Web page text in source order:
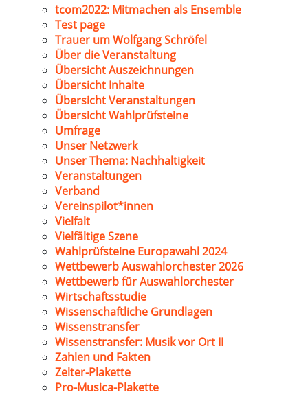
tcom2022: Mitmachen als Ensemble
Test page
Trauer um Wolfgang Schröfel
Über die Veranstaltung
Übersicht Auszeichnungen
Übersicht Inhalte
Übersicht Veranstaltungen
Übersicht Wahlprüfsteine
Umfrage
Unser Netzwerk
Unser Thema: Nachhaltigkeit
Veranstaltungen
Verband
Vereinspilot*innen
Vielfalt
Vielfältige Szene
Wahlprüfsteine Europawahl 2024
Wettbewerb Auswahlorchester 2026
Wettbewerb für Auswahlorchester
Wirtschaftsstudie
Wissenschaftliche Grundlagen
Wissenstransfer
Wissenstransfer: Musik vor Ort II
Zahlen und Fakten
Zelter-Plakette
Pro-Musica-Plakette